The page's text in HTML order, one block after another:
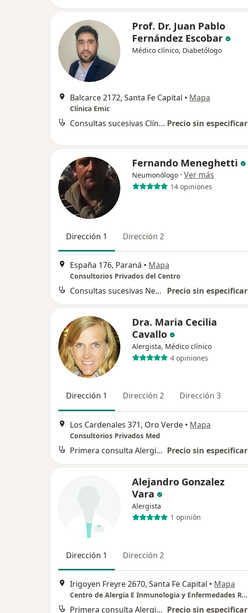
Prof. Dr. Juan Pablo
Fernández Escobar
Médico clínico, Diabetólogo
Balcarce 2172, Santa Fe Capital • Mapa
Clínica Emic
Consultas sucesivas Clínica Médica Precio sin especificar
Fernando Meneghetti
Neumonólogo · Ver más
14 opiniones
Dirección 1 Dirección 2
España 176, Paraná • Mapa
Consultorios Privados del Centro
Consultas sucesivas Neumonología Precio sin especificar
Dra. Maria Cecilia
Cavallo
Alergista, Médico clínico
4 opiniones
Dirección 1 Dirección 2 Dirección 3
Los Cardenales 371, Oro Verde • Mapa
Consultorios Privados Med
Primera consulta Alergia e Inmunología Precio sin especificar
Alejandro Gonzalez
Vara
Alergista
1 opinión
Dirección 1 Dirección 2
Irigoyen Freyre 2670, Santa Fe Capital • Mapa
Centro de Alergia E Inmunologia y Enfermedades Respiratorias
Primera consulta Alergia e Inmunología Precio sin especificar